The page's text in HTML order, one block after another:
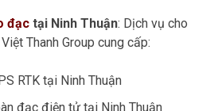
đạc tại Ninh Thuận: Dịch vụ cho
Thanh Group cung cấp:
RTK tại Ninh Thuận
đạc điện tử tại Ninh Thuận